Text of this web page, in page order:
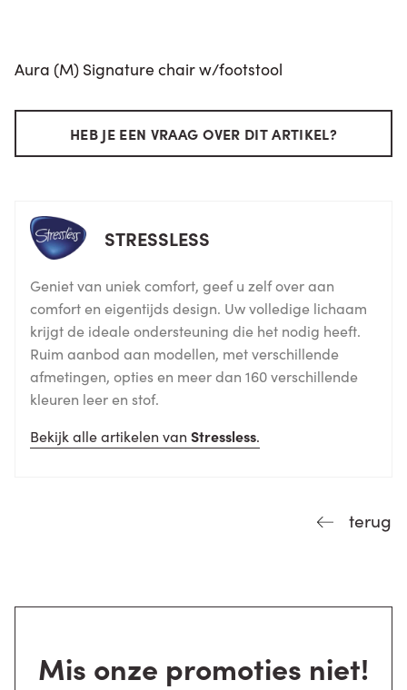
Aura (M) Signature chair w/footstool
HEB JE EEN VRAAG OVER DIT ARTIKEL?
STRESSLESS
Geniet van uniek comfort, geef u zelf over aan
comfort en eigentijds design. Uw volledige lichaam
krijgt de ideale ondersteuning die het nodig heeft.
Ruim aanbod aan modellen, met verschillende
afmetingen, opties en meer dan 160 verschillende
kleuren leer en stof.
Bekijk alle artikelen van Stressless.
terug
Mis onze promoties niet!